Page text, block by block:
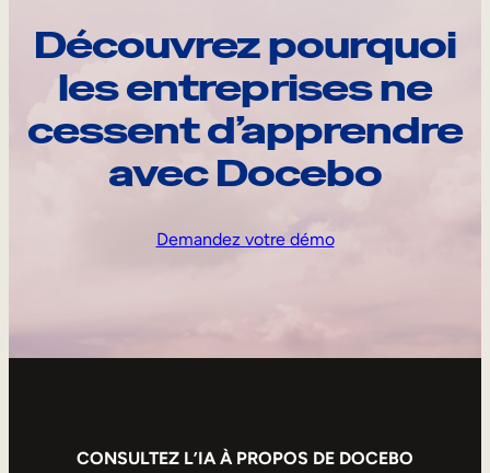
Découvrez pourquoi
les entreprises ne
cessent d’apprendre
avec Docebo
Demandez votre démo
CONSULTEZ L’IA À PROPOS DE DOCEBO